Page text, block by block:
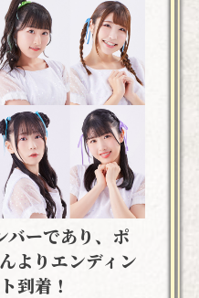
ーであり、ポ
よりエンディン
到着！